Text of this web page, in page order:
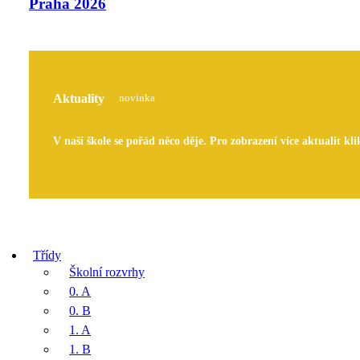
Praha 2026
Aktuality novinka
V naší škole se pořád něco děje. Pro zobrazení více aktualit
Třídy
Školní rozvrhy
0. A
0. B
1. A
1. B